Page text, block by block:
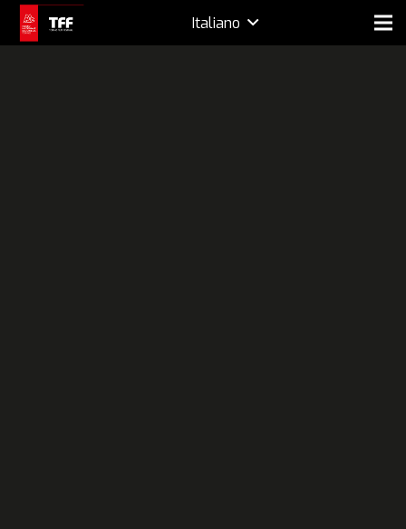
Italiano